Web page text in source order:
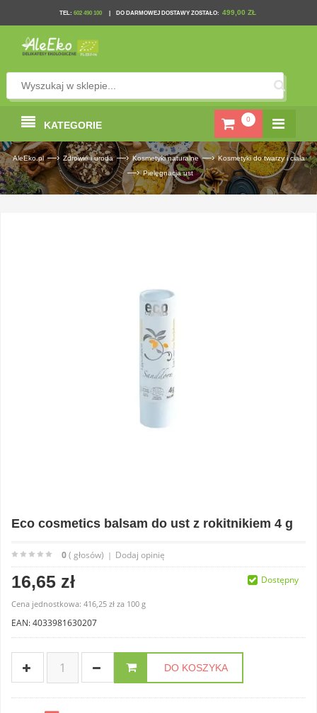
TEL: 602 490 100 DO DARMOWEJ DOSTAWY ZOSTAŁO: 499,00 ZŁ
0
KATEGORIE
AleEko.pl —› Zdrowie i uroda —› Kosmetyki naturalne —› Kosmetyki do twarzy i ciała
—› Pielęgnacja ust
Eco cosmetics balsam do ust z rokitnikiem 4 g
0( głosów) | Dodaj opinię
16,65 zł
Cena jednostkowa: 416,25 zł za 100 g
EAN: 4033981630207
DO KOSZYKA
Dostępny